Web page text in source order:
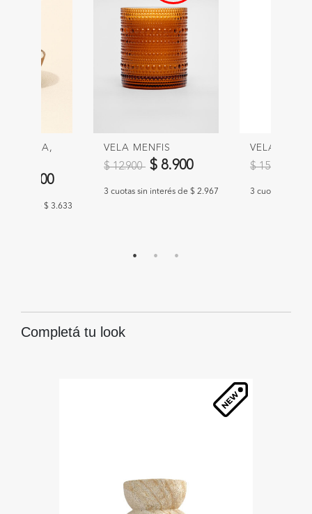
de
$ 10.900
interés de $ 3.633
VELA MENFIS
Precio reducido de
$ 12.900 a$ 8.900
3 cuotas sin interés de $ 2.967
VELA
Precio
$ 15.900
3 cuotas sin
Completá tu look